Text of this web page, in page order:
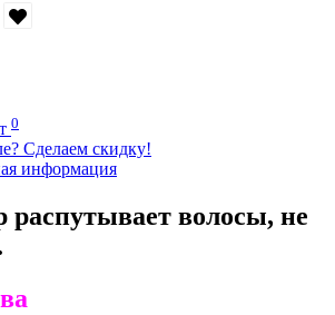
0
Сделаем скидку!
информация
распутывает волосы, не